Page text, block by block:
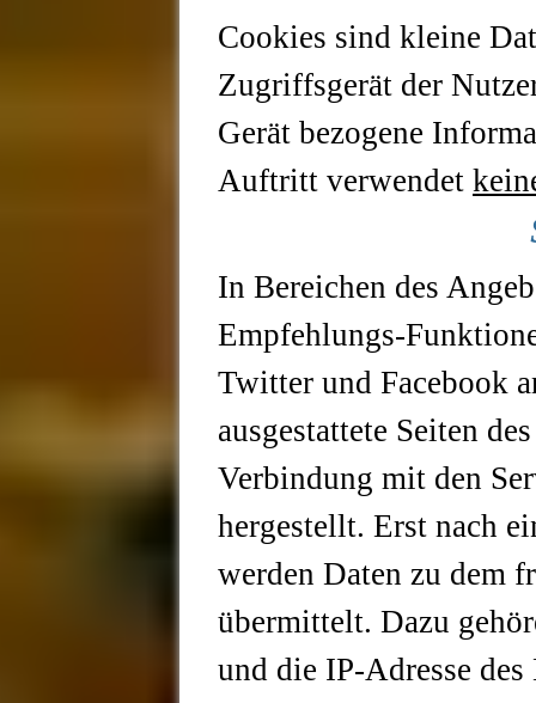
Cookies sind kleine
Zugriffsgerät der
Gerät bezogene
Auftritt verwendet
In Bereichen des
Empfehlungs-
Twitter und Facebook
ausgestattete Seiten
Verbindung mit den
hergestellt. Erst nach
werden Daten zu dem
übermittelt. Dazu
und die IP-Adresse